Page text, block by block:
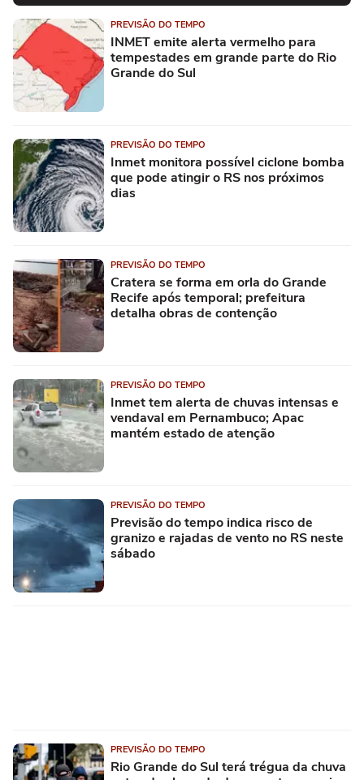
PREVISÃO DO TEMPO
INMET emite alerta vermelho para
tempestades em grande parte do Rio
Grande do Sul
PREVISÃO DO TEMPO
Inmet monitora possível ciclone bomba
que pode atingir o RS nos próximos
dias
PREVISÃO DO TEMPO
Cratera se forma em orla do Grande
Recife após temporal; prefeitura
detalha obras de contenção
PREVISÃO DO TEMPO
Inmet tem alerta de chuvas intensas e
vendaval em Pernambuco; Apac
mantém estado de atenção
PREVISÃO DO TEMPO
Previsão do tempo indica risco de
granizo e rajadas de vento no RS neste
sábado
PREVISÃO DO TEMPO
Rio Grande do Sul terá trégua da chuva